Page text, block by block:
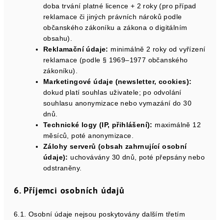
doba trvání platné licence + 2 roky (pro případ
reklamace či jiných právních nároků podle
občanského zákoníku a zákona o digitálním
obsahu).
Reklamační údaje: minimálně 2 roky od vyřízení
reklamace (podle § 1969–1977 občanského
zákoníku).
Marketingové údaje (newsletter, cookies):
dokud platí souhlas uživatele; po odvolání
souhlasu anonymizace nebo vymazání do 30
dnů.
Technické logy (IP, přihlášení): maximálně 12
měsíců, poté anonymizace.
Zálohy serverů (obsah zahrnující osobní
údaje): uchovávány 30 dnů, poté přepsány nebo
odstraněny.
6. Příjemci osobních údajů
6.1. Osobní údaje nejsou poskytovány dalším třetím